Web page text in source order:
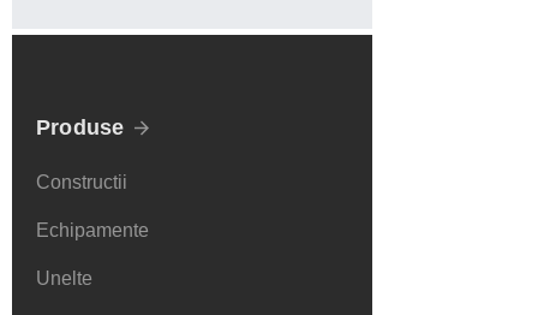
Produse
Constructii
Echipamente
Unelte